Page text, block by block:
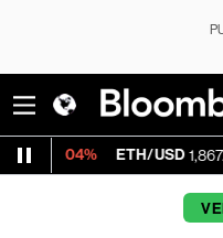
ETH/USD 1,867.065